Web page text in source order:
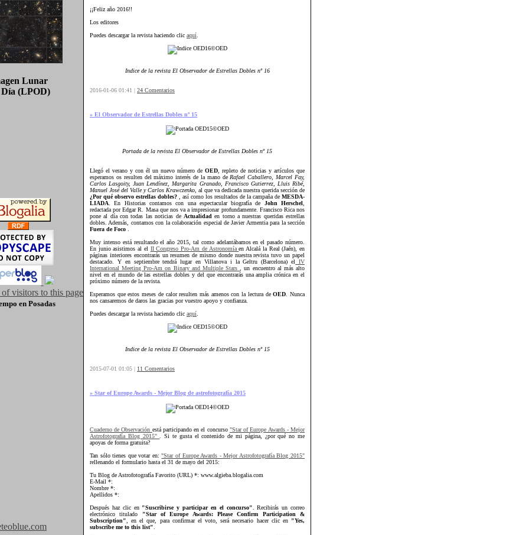
Lunar
(LPOD)
en Posadas
¡¡Feliz año 2016!!
Los editores
Puedes descargar la revista haciendo clic aquí
Indice de la revista El Observador de Estrellas Dobles nº 16
2016-01-06 01:41 | 24 Comentarios
» El Observador de Estrellas Dobles nº 15
Portada de la revista El Observador de Estrellas Dobles nº 15
Llegó el verano y con él un nuevo número de OED , repleto de noticias y artículos que
esperamos os resulten del máximo interés de la mano de Rafael Caballero, Marcel Fay,
Carlos Lasgoity, Juan Lendínez, Margarita Granado, Francisco Gutierrez, Lluis Ribé,
Manuel José del Valle y Carlos Krawczenko , al que va dedicada nuestra querida sección de
¿Por qué observo estrellas dobles?
, así como los resultados de la campaña de MESDA-
LIADA . En Historias contamos con una espectacular biografía de John Herschel
redactada por Edgar R. Masa que nos va a impresionar profundamente. Francisco Rica nos
pone al día con todas las noticias de Actualidad en torno a nuestras queridas estrellas
dobles. Además, contamos con la colaboración especial de Javier Armentia para la sección
Fuera de Foco
Muy intenso está resultando el año 2015, tal como adelantábamos en el pasado número.
En junio asistimos al el II Congreso Pro-Am de Astronomíaen Alcalá la Real (Jaén), en
páginas interiores encontrarás un resumen de mismo donde nuestra revista tuvo un papel
destacado. Y en septiembre tendrá lugar en Villanova i la Geltru (Barcelona) el
IV
International Meeting Pro-Am on Binary and Multiple Stars
, un encuentro al más alto
nivel en el mundo de las estrellas dobles y del que encontrarás una amplia crónica en el
próximo número de la revista.
Esperamos que estos meses de calor resulten más amenos con la lectura deOED . Nunca
nos cansaremos de daros las gracias por vuestro apoyo y confianza.
Puedes descargar la revista haciendo clic aquí
Indice de la revista El Observador de Estrellas Dobles nº 15
2015-07-01 01:05 | 11 Comentarios
» Star of Europe Awards - Mejor Blog de astrofotografía 2015
Cuaderno de Observación está participando en el concurso "Star of Europe Awards - Mejor
Astrofotografía Blog 2015"
. Si te gusta el contenido de mi página, ¿por qué no me
apoyas de forma gratuita?
Tan sólo tienes que votar en:"Star of Europe Awards - Mejor Astrofotografía Blog 2015"
rellenando el formulario hasta el 31 de mayo del 2015:
Tu Blog de Astrofotografía Favorito (URL) *: www.algieba.blogalia.com
E-Mail *:
Nombre *:
Apellidos *:
Después haz clic en "Suscribirse y participar en el concurso" . Recibirás un correo
electrónico titulado
"Star of Europe Awards: Please Confirm Participation &
Subscription" , en el que, para confirmar el voto, será necesario hacer clic en "Yes,
subscribe me to this list"